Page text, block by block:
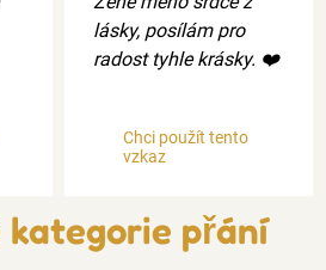
lásky, posílám pro
radost tyhle krásky. ❤️
Chci použít tento
vzkaz
kategorie přání